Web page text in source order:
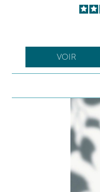
VOIR